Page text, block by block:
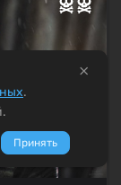
9.8
×
.
Принять